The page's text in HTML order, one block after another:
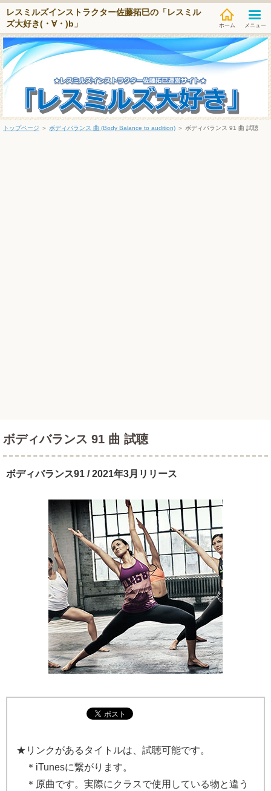
レスミルズインストラクター佐藤拓巳の「レスミル
ズ大好き(・∀・)b」
メニュー
トップページ ＞ ボディバランス 曲 (Body Balance to audition) ＞ ボディバランス 91 曲 試聴
ボディバランス 91 曲 試聴
ボディバランス91 / 2021年3月リリース
★リンクがあるタイトルは、試聴可能です。
＊iTunesに繋がります。
＊原曲です。実際にクラスで使用している物と違う